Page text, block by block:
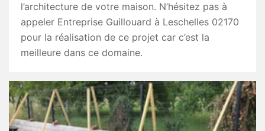
l’architecture de votre maison. N’hésitez pas à
appeler Entreprise Guillouard à Leschelles 02170
pour la réalisation de ce projet car c’est la
meilleure dans ce domaine.